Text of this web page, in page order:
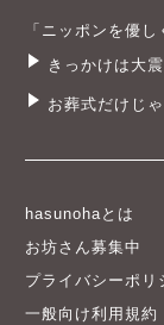
「ニッポンを優
きっかけは大
お葬式だけじ
hasunohaとは
お坊さん募集中
プライバシーポリ
一般向け利用規約